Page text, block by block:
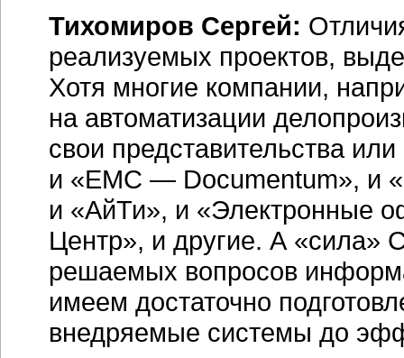
Тихомиров Сергей:
реализуемых проектов,
Хотя многие компании,
на автоматизации
свои представительства
и «EMC — Documentum», и
и «АйТи», и «Электронные
Центр», и другие. А «сила»
решаемых вопросов
имеем достаточно
внедряемые системы до